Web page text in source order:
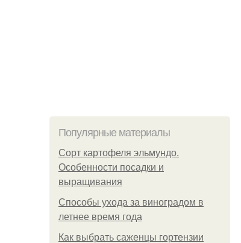
Популярные материалы
Сорт картофеля эльмундо.
Особенности посадки и
выращивания
Способы ухода за виноградом в
летнее время года
Как выбрать саженцы гортензии